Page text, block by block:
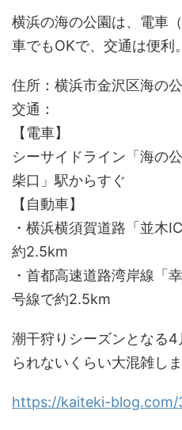
横浜の海の公園は、電車
車でもOKで、交通は便利。
住所：横浜市金沢区海の
交通：
【電車】
シーサイドライン「海の
柴口」駅からすぐ
【自動車】
・横浜横須賀道路「並木
約2.5km
・首都高速道路湾岸線「
号線で約2.5km
潮干狩りシーズンとなる
られないくらい大混雑しま
https://kaiteki-blog.com/